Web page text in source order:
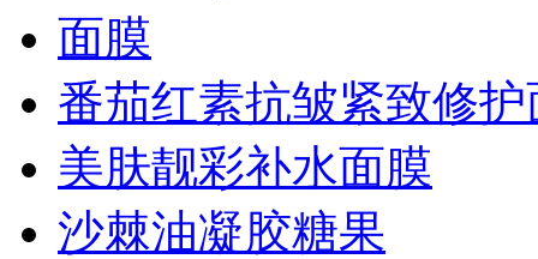
面膜
番茄红素抗皱紧致修护
美肤靓彩补水面膜
沙棘油凝胶糖果